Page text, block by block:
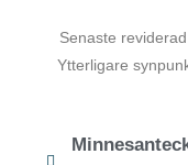
Senaste
Ytterligare